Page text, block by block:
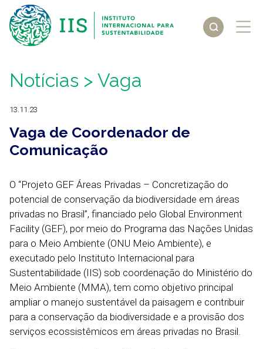
Notícias > Vaga
13.11.23
Vaga de Coordenador de
Comunicação
O “Projeto GEF Áreas Privadas – Concretização do
potencial de conservação da biodiversidade em áreas
privadas no Brasil”, financiado pelo Global Environment
Facility (GEF), por meio do Programa das Nações Unidas
para o Meio Ambiente (ONU Meio Ambiente), e
executado pelo Instituto Internacional para
Sustentabilidade (IIS) sob coordenação do Ministério do
Meio Ambiente (MMA), tem como objetivo principal
ampliar o manejo sustentável da paisagem e contribuir
para a conservação da biodiversidade e a provisão dos
serviços ecossistêmicos em áreas privadas no Brasil.